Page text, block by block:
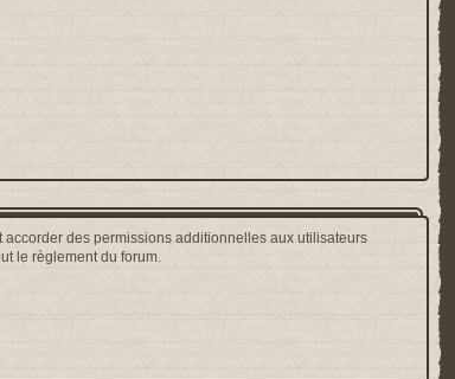
accorder des permissions additionnelles aux utilisateurs
le règlement du forum.